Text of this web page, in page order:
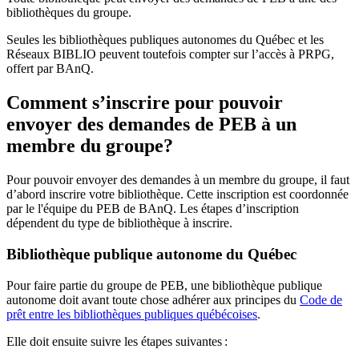
bibliothèques du groupe.
Seules les bibliothèques publiques autonomes du Québec et les
Réseaux BIBLIO peuvent toutefois compter sur l’accès à PRPG,
offert par BAnQ.
Comment s’inscrire pour pouvoir
envoyer des demandes de PEB à un
membre du groupe?
Pour pouvoir envoyer des demandes à un membre du groupe, il faut
d’abord inscrire votre bibliothèque. Cette inscription est coordonnée
par le l'équipe du PEB de BAnQ. Les étapes d’inscription
dépendent du type de bibliothèque à inscrire.
Bibliothèque publique autonome du Québec
Pour faire partie du groupe de PEB, une bibliothèque publique
autonome doit avant toute chose adhérer aux principes du Code de
prêt entre les bibliothèques publiques québécoises.
Elle doit ensuite suivre les étapes suivantes :